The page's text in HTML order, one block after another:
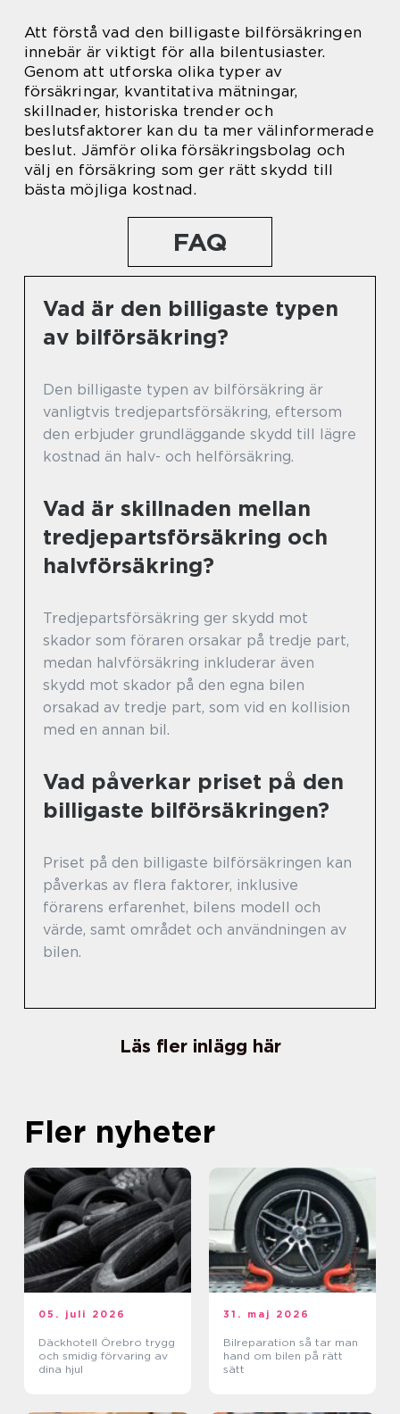
Att förstå vad den billigaste bilförsäkringen
innebär är viktigt för alla bilentusiaster.
Genom att utforska olika typer av
försäkringar, kvantitativa mätningar,
skillnader, historiska trender och
beslutsfaktorer kan du ta mer välinformerade
beslut. Jämför olika försäkringsbolag och
välj en försäkring som ger rätt skydd till
bästa möjliga kostnad.
FAQ
Vad är den billigaste typen
av bilförsäkring?
Den billigaste typen av bilförsäkring är
vanligtvis tredjepartsförsäkring, eftersom
den erbjuder grundläggande skydd till lägre
kostnad än halv- och helförsäkring.
Vad är skillnaden mellan
tredjepartsförsäkring och
halvförsäkring?
Tredjepartsförsäkring ger skydd mot
skador som föraren orsakar på tredje part,
medan halvförsäkring inkluderar även
skydd mot skador på den egna bilen
orsakad av tredje part, som vid en kollision
med en annan bil.
Vad påverkar priset på den
billigaste bilförsäkringen?
Priset på den billigaste bilförsäkringen kan
påverkas av flera faktorer, inklusive
förarens erfarenhet, bilens modell och
värde, samt området och användningen av
bilen.
Läs fler inlägg här
Fler nyheter
05. juli 2026
Däckhotell Örebro trygg
och smidig förvaring av
dina hjul
31. maj 2026
Bilreparation så tar man
hand om bilen på rätt
sätt